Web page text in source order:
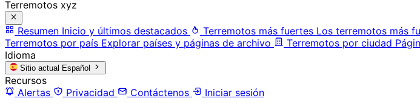
Terremotos xyz
Resumen Inicio y últimos destacados Terremotos más fuertes Los terremotos más
Terremotos por país Explorar países y páginas de archivo Terremotos por ciudad
Idioma
Sitio actual Español
Recursos
Alertas
Privacidad Contáctenos
Iniciar sesión